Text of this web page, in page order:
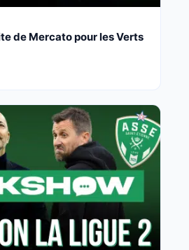
de Mercato pour les Verts